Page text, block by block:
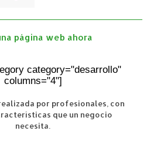
página web ahora
category="desarrollo"
columns="4"]
por profesionales, con
que un negocio
necesita.